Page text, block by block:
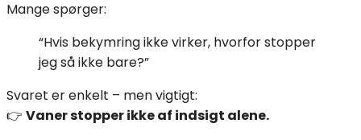
Mange spørger:
“Hvis bekymring ikke virker, hvorfor stopper
jeg så ikke bare?”
Svaret er enkelt – men vigtigt:
👉 Vaner stopper ikke af indsigt alene.